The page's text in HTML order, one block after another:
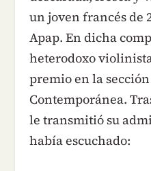
un joven francés de
Apap. En dicha
heterodoxo
premio en la
Contemporánea.
le transmitió su
había escuchado: